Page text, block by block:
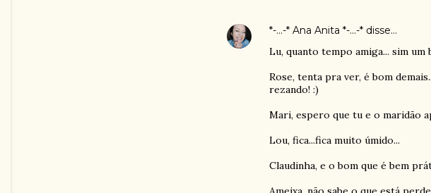
*-...-* Ana Anita *-...-*disse…
Lu, quanto tempo amiga... sim
Rose, tenta pra ver, é bom
rezando! :)
Mari, espero que tu e o maridão
Lou, fica...fica muito úmido...
Claudinha, e o bom que é bem